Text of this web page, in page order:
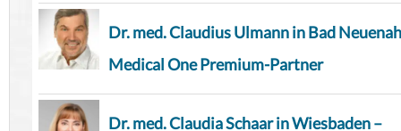
Dr. med. Claudius Ulmann in Bad
Medical One Premium-Partner
Dr. med. Claudia Schaar in Wiesbaden –